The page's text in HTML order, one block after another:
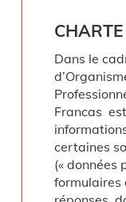
CHARTE
Dans le
Francas
certaines
(« données
formulaires